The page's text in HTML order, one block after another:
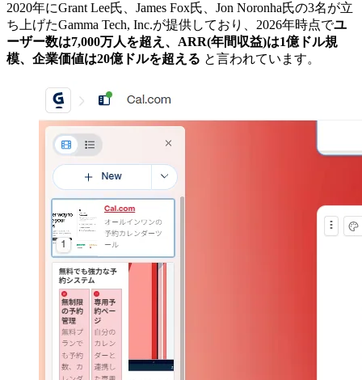
2020年にGrant Lee氏、James Fox氏、Jon Noronha氏の3名が立
ち上げたGamma Tech, Inc.が提供しており、2026年時点でユ
ーザー数は7,000万人を超え、ARR(年間収益)は1億ドル規
模、企業価値は20億ドルを超える と言われています。